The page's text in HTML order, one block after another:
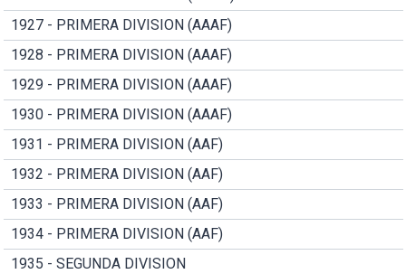
1927 - PRIMERA DIVISION (AAAF)
1928 - PRIMERA DIVISION (AAAF)
1929 - PRIMERA DIVISION (AAAF)
1930 - PRIMERA DIVISION (AAAF)
1931 - PRIMERA DIVISION (AAF)
1932 - PRIMERA DIVISION (AAF)
1933 - PRIMERA DIVISION (AAF)
1934 - PRIMERA DIVISION (AAF)
1935 - SEGUNDA DIVISION